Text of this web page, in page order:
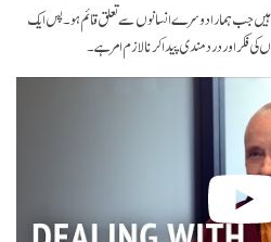
ہیں جب ہمارا دوسرے انسانوں سے تعلق قائم ہو۔ پس ایک
فکر اور درد مندی پیدا کرنا لازم امر ہے۔